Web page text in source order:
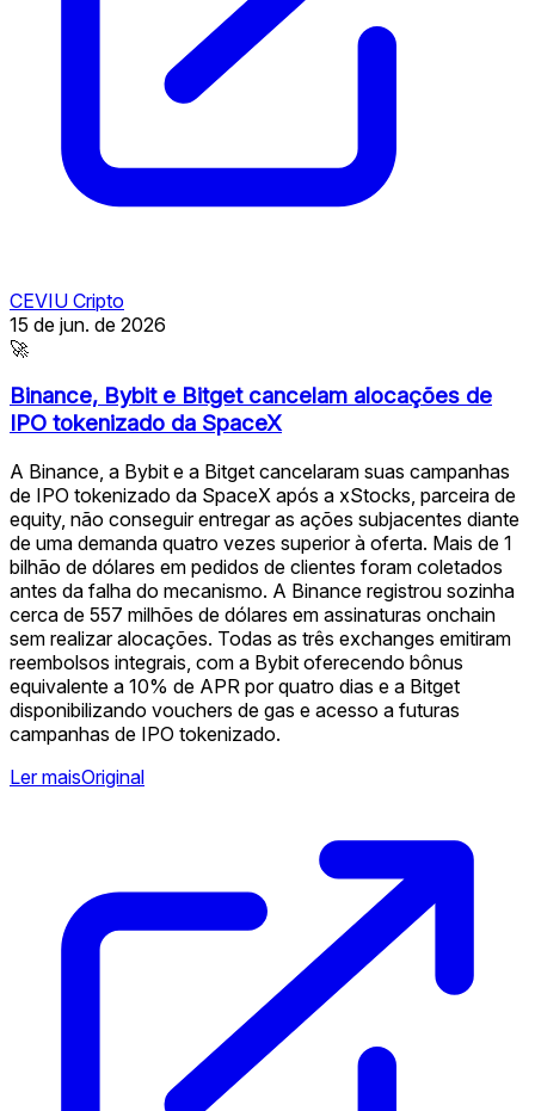
CEVIU Cripto
15 de jun. de 2026
🚀
Binance, Bybit e Bitget cancelam alocações de
IPO tokenizado da SpaceX
A Binance, a Bybit e a Bitget cancelaram suas campanhas
de IPO tokenizado da SpaceX após a xStocks, parceira de
equity, não conseguir entregar as ações subjacentes diante
de uma demanda quatro vezes superior à oferta. Mais de 1
bilhão de dólares em pedidos de clientes foram coletados
antes da falha do mecanismo. A Binance registrou sozinha
cerca de 557 milhões de dólares em assinaturas onchain
sem realizar alocações. Todas as três exchanges emitiram
reembolsos integrais, com a Bybit oferecendo bônus
equivalente a 10% de APR por quatro dias e a Bitget
disponibilizando vouchers de gas e acesso a futuras
campanhas de IPO tokenizado.
Ler maisOriginal